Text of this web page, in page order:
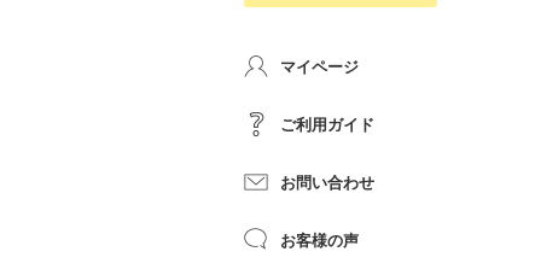
マイページ
ご利用ガイド
お問い合わせ
お客様の声